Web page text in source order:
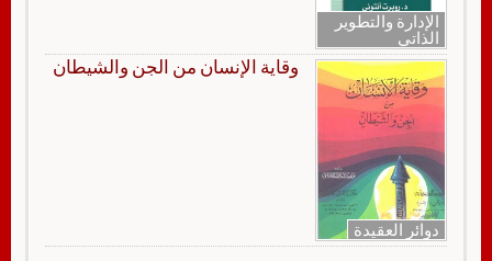
الإدارة والتطوير
الذاتي
دوائر العقيدة
وقاية الإنسان من الجن والشيطان